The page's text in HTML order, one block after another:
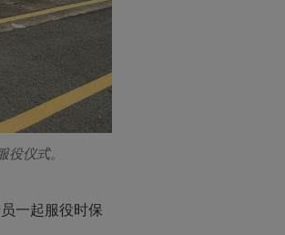
仪式。
一起服役时保